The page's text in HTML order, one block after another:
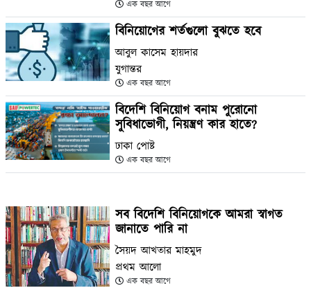
এক বছর আগে
বিনিয়োগের শর্তগুলো বুঝতে হবে
আবুল কাসেম হায়দার
যুগান্তর
এক বছর আগে
বিদেশি বিনিয়োগ বনাম পুরোনো
সুবিধাভোগী, নিয়ন্ত্রণ কার হাতে?
ঢাকা পোষ্ট
এক বছর আগে
সব বিদেশি বিনিয়োগকে আমরা স্বাগত
জানাতে পারি না
সৈয়দ আখতার মাহমুদ
প্রথম আলো
এক বছর আগে